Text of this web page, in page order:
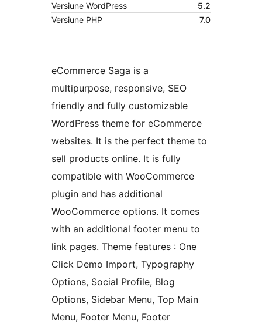
Versiune WordPress
5.2
Versiune PHP
7.0
eCommerce Saga is a
multipurpose, responsive, SEO
friendly and fully customizable
WordPress theme for eCommerce
websites. It is the perfect theme to
sell products online. It is fully
compatible with WooCommerce
plugin and has additional
WooCommerce options. It comes
with an additional footer menu to
link pages. Theme features : One
Click Demo Import, Typography
Options, Social Profile, Blog
Options, Sidebar Menu, Top Main
Menu, Footer Menu, Footer